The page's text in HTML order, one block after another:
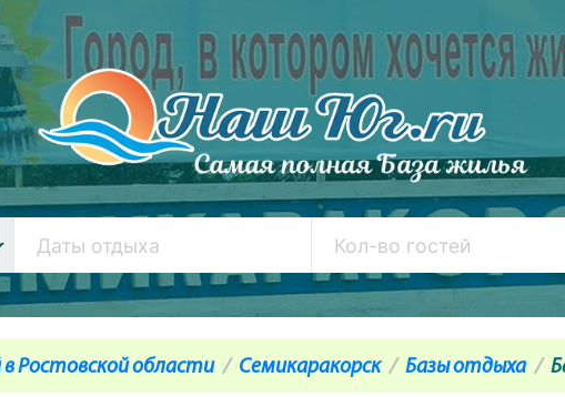
Ростовской области Семикаракорск Базы отдыха